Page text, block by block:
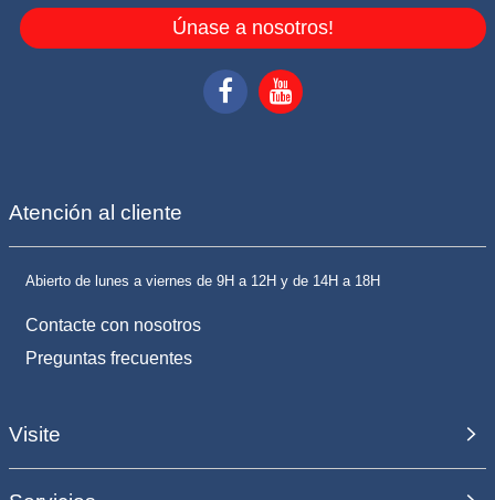
Únase a nosotros!
Atención al cliente
Abierto de lunes a viernes de 9H a 12H y de 14H a 18H
Contacte con nosotros
Preguntas frecuentes
Visite